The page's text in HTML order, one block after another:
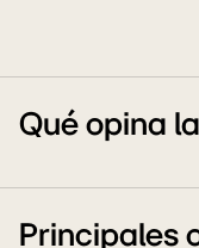
Qué opina
Principales